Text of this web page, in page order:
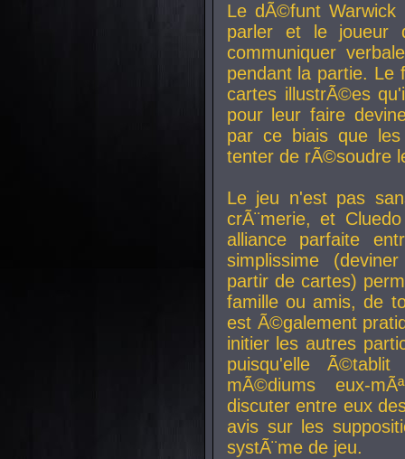
Le dÃ©funt Warwick
parler et le joueur
communiquer
pendant la partie. Le
cartes illustrÃ©es
pour leur faire
par ce biais que
tenter de rÃ©soudre
Le jeu n'est pas
crÃ¨merie, et
alliance parfaite
simplissime
partir de cartes)
famille ou amis, de
est Ã©galement
initier les autres
puisqu'elle
mÃ©diums eux-
discuter entre eux
avis sur les
systÃ¨me de jeu.